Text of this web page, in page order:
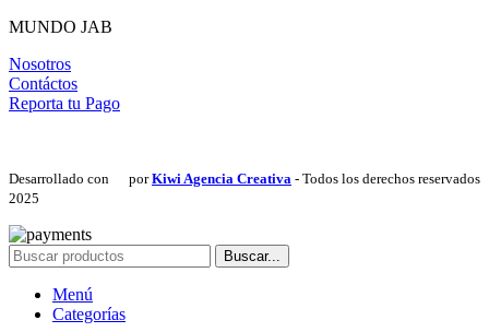
MUNDO JAB
Nosotros
Contáctos
Reporta tu Pago
Desarrollado con porKiwi Agencia Creativa - Todos los derechos reservados
2025
Buscar...
Menú
Categorías